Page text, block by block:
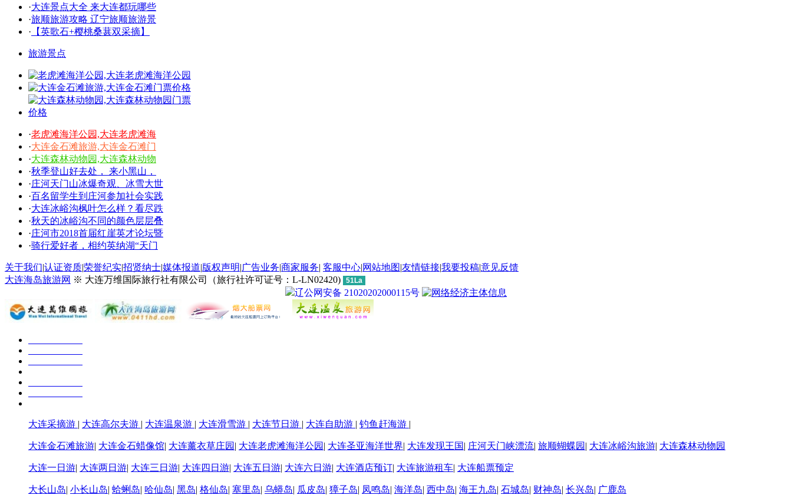
·大连景点大全 来大连都玩哪些
·旅顺旅游攻略 辽宁旅顺旅游景
· 【英歌石+樱桃桑葚双采摘】
旅游景点
·老虎滩海洋公园,大连老虎滩海
·大连金石滩旅游,大连金石滩门
·大连森林动物园,大连森林动物
·秋季登山好去处， 来小黑山，
·庄河天门山冰爆奇观、冰雪大世
·百名留学生到庄河参加社会实践
·大连冰峪沟枫叶怎么样？看尽跌
·秋天的冰峪沟不同的颜色层层叠
·庄河市2018首届红崖英才论坛暨
·骑行爱好者，相约英纳湖“天门
关于我们|认证资质|荣誉纪实|招贤纳士|媒体报道|版权声明|广告业务|商家服务| 客服中心|网站地图|友情链接|我要投稿|意见反馈
大连海岛旅游网 ※ 大连万维国际旅行社有限公司（旅行社许可证号：L-LN02420) 51La
辽公网安备 21020202000115号
大连采摘游 | 大连高尔夫游 | 大连温泉游 | 大连滑雪游 | 大连节日游 | 大连自助游 | 钓鱼赶海游 |
大连金石滩旅游| 大连金石蜡像馆| 大连薰衣草庄园 | 大连老虎滩海洋公园 | 大连圣亚海洋世界| 大连发现王国| 庄河天门峡漂流| 旅顺蝴蝶园 | 大连冰峪沟旅游| 大连森林动物园
大连一日游| 大连两日游| 大连三日游| 大连四日游| 大连五日游| 大连六日游| 大连酒店预订| 大连旅游租车| 大连船票预定
大长山岛| 小长山岛| 蛤蜊岛| 哈仙岛| 黑岛| 格仙岛| 塞里岛| 乌蟒岛| 瓜皮岛| 獐子岛| 凤鸣岛| 海洋岛| 西中岛| 海王九岛| 石城岛| 财神岛| 长兴岛| 广鹿岛